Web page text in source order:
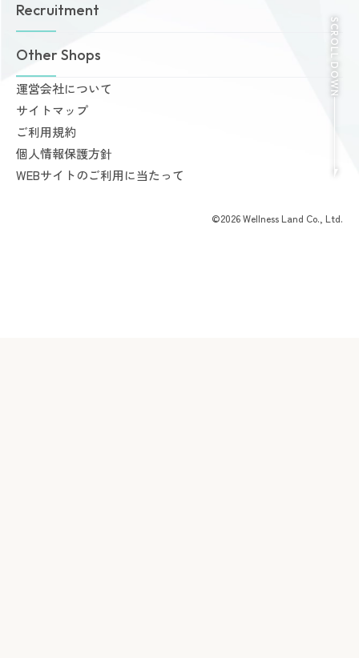
店舗一覧
ご予約から無料体験・見学までの流れ
料金案内
入会手続きのご案内
お支払いについて
よくあるご質問
会員様からいただいた声
Amazonesのパーソナルトレーニング
AI姿勢診断・改善
Recruitment
Other Shops
完全個室PRIVATE GYM Highness
24時間ジム Amazones & Hercules
AMAZONES ONLINE SHOP
運営会社について
サイトマップ
ご利用規約
個人情報保護方針
WEBサイトのご利用に当たって
©2026 Wellness Land Co., Ltd.
SCROLL DOWN